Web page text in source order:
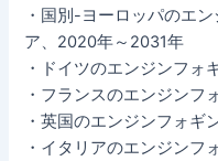
・国別-ヨーロッパのエ
ア、2020年～2031年
・ドイツのエンジンフォ
・フランスのエンジンフ
・英国のエンジンフォギ
・イタリアのエンジンフ